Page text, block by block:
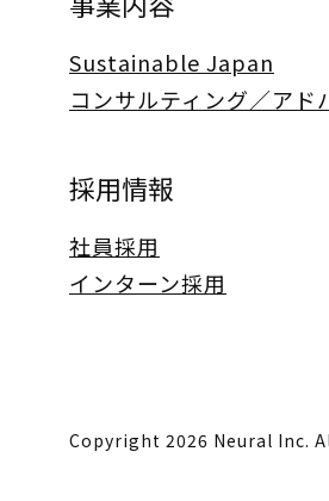
Sustainable Japan
コンサルティング／アド
採用情報
社員採用
インターン採用
Copyright 2026 Neural Inc.